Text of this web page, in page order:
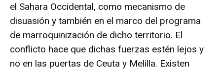
el Sahara Occidental, como mecanismo de
disuasión y también en el marco del programa
de marroquinización de dicho territorio. El
conflicto hace que dichas fuerzas estén lejos y
no en las puertas de Ceuta y Melilla. Existen